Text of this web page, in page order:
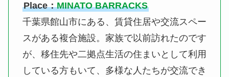
Place：MINATO BARRACKS
千葉県館山市にある、賃貸住居や交流スペー
スがある複合施設。家族で以前訪れたのです
が、移住先や二拠点生活の住まいとして利用
している方もいて、多様な人たちが交流でき